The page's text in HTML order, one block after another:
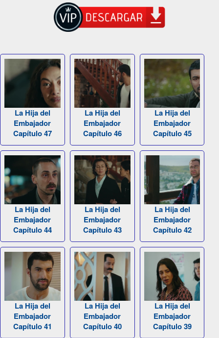
La Hija del
Embajador
Capítulo 47
La Hija del
Embajador
Capítulo 46
La Hija del
Embajador
Capítulo 45
La Hija del
Embajador
Capítulo 44
La Hija del
Embajador
Capítulo 43
La Hija del
Embajador
Capítulo 42
La Hija del
Embajador
Capítulo 41
La Hija del
Embajador
Capítulo 40
La Hija del
Embajador
Capítulo 39